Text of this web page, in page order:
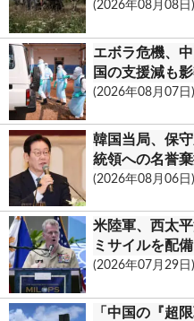
.
m
(2026年08月08日)
エボラ危機、
国の支援減も
(2026年08月07日)
韓国当局、保
統領への名誉
(2026年08月06日)
米陸軍、西太
ミサイルを配備
(2026年07月29日)
「中国の『超